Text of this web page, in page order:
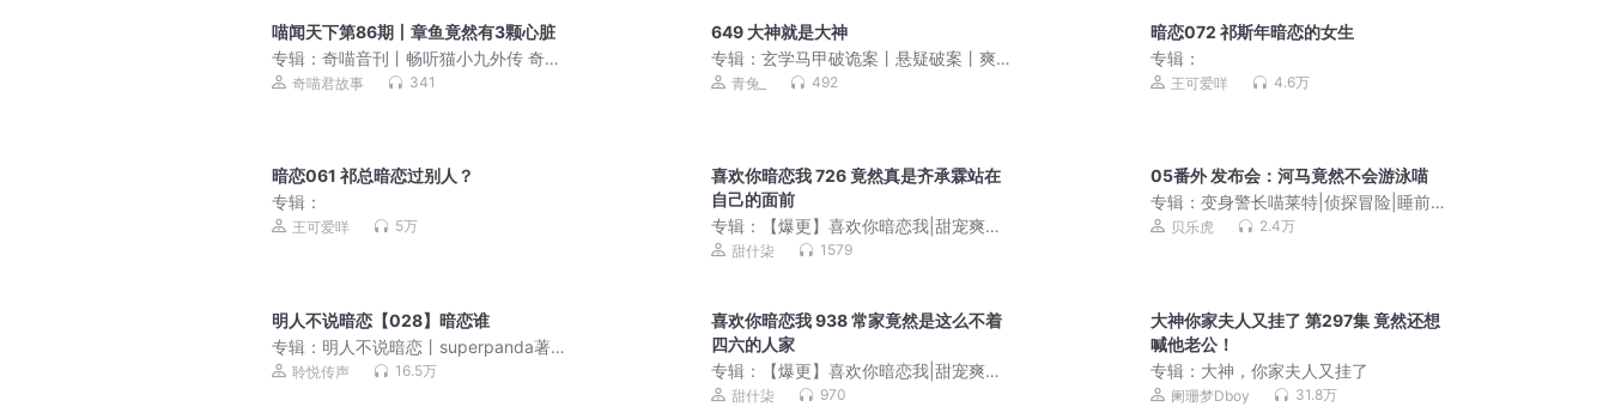
喵闻天下第86期丨章鱼竟然有3颗心脏
专辑： 奇喵音刊丨畅听猫小九外传 奇喵
编辑部趣事 百科知识
奇喵君故事 341
649 大神就是大神
专辑：玄学马甲破诡案丨悬疑破案丨爽
文丨直播算命丨青兔丨多人有声剧
青兔_ 492
暗恋072 祁斯年暗恋的女生
专辑：
王可爱咩 4.6万
暗恋061 祁总暗恋过别人？
专辑：
王可爱咩 5万
喜欢你暗恋我 726 竟然真是齐承霖站在
自己的面前
专辑：
【爆更】喜欢你暗恋我|甜宠爽文|
双洁1V1|阅文白金现言|真人多播
甜什柒 1579
05番外 发布会：河马竟然不会游泳喵
专辑：变身警长喵莱特|侦探冒险|睡前推
理故事|科普探案
贝乐虎 2.4万
明人不说暗恋【028】暗恋谁
专辑： 明人不说暗恋丨superpanda著，
涅槃&顾辰领衔精品多人
聆悦传声 16.5万
喜欢你暗恋我 938 常家竟然是这么不着
四六的人家
专辑：
【爆更】喜欢你暗恋我|甜宠爽文|
双洁1V1|阅文白金现言|真人多播
甜什柒 970
大神你家夫人又挂了 第297集 竟然还想
喊他老公！
专辑： 大神，你家夫人又挂了
阑珊梦Dboy 31.8万